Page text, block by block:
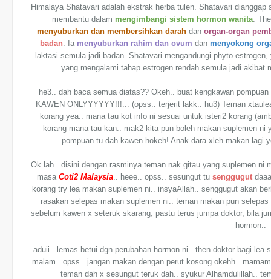
Himalaya Shatavari adalah ekstrak herba tulen. Shatavari
membantu dalam mengimbangi sistem hormon wanita.
menyuburkan dan membersihkan darah dan organ-organ
badan. Ia menyuburkan rahim dan ovum dan menyokong
laktasi semula jadi badan. Shatavari mengandungi phyto-
yang mengalami tahap estrogen rendah semula jadi
he3.. dah baca semua diatas?? Okeh.. buat kengkawan
KAWEN ONLYYYYYY!!!... (opss.. terjerit lakk.. hu3) Teman
korang yea.. mana tau kot info ni sesuai untuk isteri2 korang
korang mana tau kan.. mak2 kita pun boleh makan suplemen
pompuan tu dah kawen hokeh! Anak dara xleh makan lagi
Ok lah.. disini dengan rasminya teman nak gitau yang suplemen ni
masaCoti2 Malaysia.. heee.. opss.. sesungut tusenggugut
korang try lea makan suplemen ni.. insyaAllah.. senggugut akan
rasakan selepas makan suplemen ni.. teman makan pun
sebelum kawen x seteruk skarang, pastu terus jumpa doktor, bila
hormon..
aduii.. lemas betui dgn perubahan hormon ni.. then doktor bagi
malam.. opss.. jangan makan dengan perut kosong okehh..
teman dah x sesungut teruk dah.. syukur Alhamdulillah..